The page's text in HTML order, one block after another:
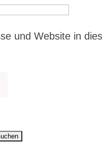
und Website in